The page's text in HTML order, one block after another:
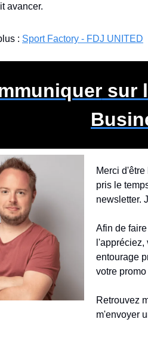
avancer.
: Sport Factory - FDJ UNITED
sur
Merci
pris le
newsletter.
Afin de
entourage
votre
Retrouvez
m'envoyer